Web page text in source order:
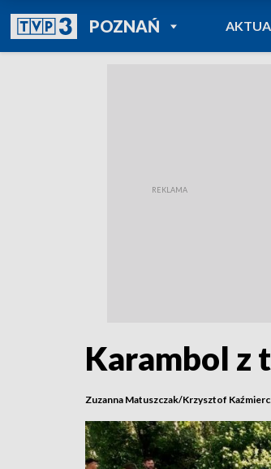
POZNAŃPOWRÓT DO
TVP REGIONY
Karambol z
Zuzanna Matuszczak/Krzysztof